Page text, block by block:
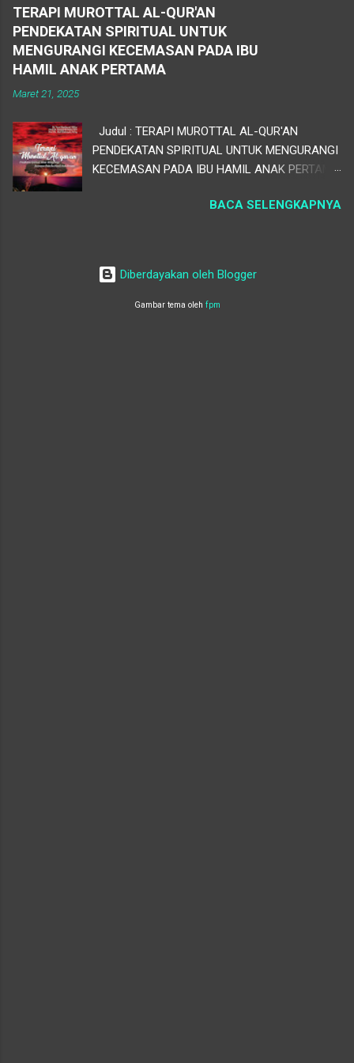
pengumpulan data, pengolahan,...
71539-4-3 PENERBIT CV. SENYUM INDONESIA
Jl. Pramuka 139 Ponorogo Email :
TERAPI MUROTTAL AL-QUR'AN
PENDEKATAN SPIRITUAL UNTUK
MENGURANGI KECEMASAN PADA IBU
HAMIL ANAK PERTAMA
Maret 21, 2025
Judul : TERAPI MUROTTAL AL-QUR'AN
PENDEKATAN SPIRITUAL UNTUK MENGURANGI
KECEMASAN PADA IBU HAMIL ANAK PERTAMA
M.Kes Prof. Dr. Tasman Hamami, M.A Prof. Dr.
45.000 Penerbit : CV. Nata Karya Sinopsis :
"Terapi Murottal Al-Qur'an: Pendekatan Spiritual
untuk Mengurangi Kecemasan pada Ibu Hamil
BACA SELENGKAPNYA
Diberdayakan oleh Blogger
Gambar tema oleh fpm